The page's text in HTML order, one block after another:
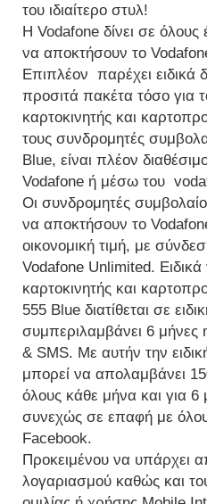
του ιδιαίτερο στυλ!
Η Vodafone δίνει σε
να αποκτήσουν το
Επιπλέον παρέχει ειδικά
προσιτά πακέτα τόσο για
καρτοκινητής και
τους συνδρομητές
Blue, είναι πλέον
Vodafone ή μέσω του
Οι συνδρομητές
να αποκτήσουν το
οικονομική τιμή, με
Vodafone Unlimited. Ειδικά
καρτοκινητής και
555 Blue διατίθεται σε
συμπεριλαμβάνει 6
& SMS. Με αυτήν την
μπορεί να απολαμβάνει
όλους κάθε μήνα και για 6
συνεχώς σε επαφή με
Facebook.
Προκειμένου να υπάρχει
λογαριασμού καθώς και